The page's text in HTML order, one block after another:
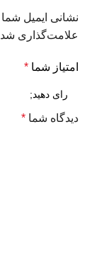
نشانی ایمیل
علامت‌گذاری
امتیاز شما *
دیدگاه شما *